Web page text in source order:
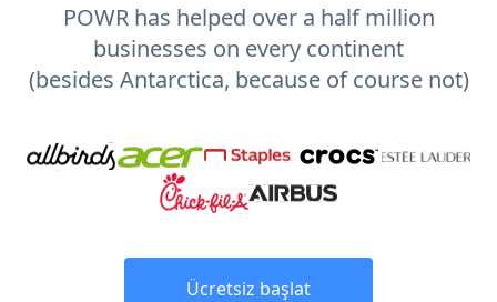
POWR has helped over a half million
businesses on every continent
(besides Antarctica, because of course not)
Ücretsiz başlat